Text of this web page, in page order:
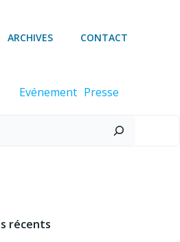
ARCHIVES CONTACT
Evénement Presse
récents